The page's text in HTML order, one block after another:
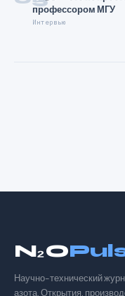
профессором МГУ
Интервью
N₂O
Научно-технический
азота. Открытия,